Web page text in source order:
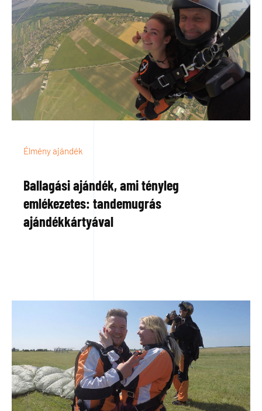
Élmény ajándék
Ballagási ajándék, ami tényleg
emlékezetes: tandemugrás
ajándékkártyával